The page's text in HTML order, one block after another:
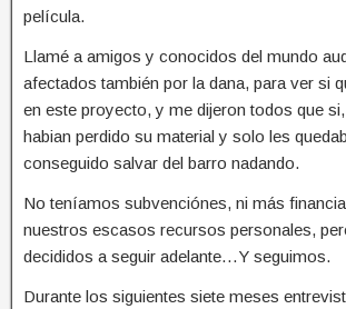
película.
Llamé a amigos y conocidos del mundo
afectados también por la dana, para ver si
en este proyecto, y me dijeron todos que
habian perdido su material y solo les
conseguido salvar del barro nadando.
No teníamos subvenciónes, ni más
nuestros escasos recursos personales,
decididos a seguir adelante…Y seguimos.
Durante los siguientes siete meses